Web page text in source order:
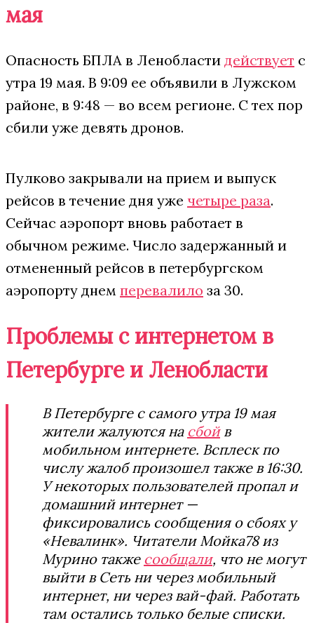
мая
Опасность БПЛА в Ленобласти действует с
утра 19 мая. В 9:09 ее объявили в Лужском
районе, в 9:48 — во всем регионе. С тех пор
сбили уже девять дронов.
Пулково закрывали на прием и выпуск
рейсов в течение дня уже четыре раза.
Сейчас аэропорт вновь работает в
обычном режиме. Число задержанный и
отмененный рейсов в петербургском
аэропорту днем перевалило за 30.
Проблемы с интернетом в
Петербурге и Ленобласти
В Петербурге с самого утра 19 мая
жители жалуются на сбойв
мобильном интернете. Всплеск по
числу жалоб произошел также в 16:30.
У некоторых пользователей пропал и
домашний интернет —
фиксировались сообщения о сбоях у
«Невалинк». Читатели Мойка78 из
Мурино также сообщали, что не могут
выйти в Сеть ни через мобильный
интернет, ни через вай-фай. Работать
там остались только белые списки.